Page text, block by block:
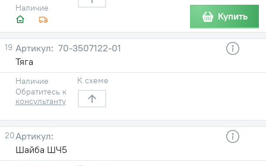
Наличие
Купить
19
70-3507122-01
Тяга
Наличие
Обратитесь к
консультанту
К схеме
20
Шайба ШЧ5